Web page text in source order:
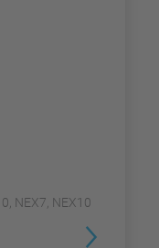
NEX7, NEX10